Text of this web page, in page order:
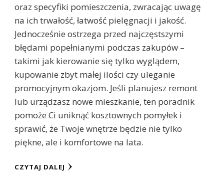
oraz specyfiki pomieszczenia, zwracając uwagę
na ich trwałość, łatwość pielęgnacji i jakość.
Jednocześnie ostrzega przed najczęstszymi
błędami popełnianymi podczas zakupów –
takimi jak kierowanie się tylko wyglądem,
kupowanie zbyt małej ilości czy uleganie
promocyjnym okazjom. Jeśli planujesz remont
lub urządzasz nowe mieszkanie, ten poradnik
pomoże Ci uniknąć kosztownych pomyłek i
sprawić, że Twoje wnętrze będzie nie tylko
piękne, ale i komfortowe na lata.
CZYTAJ DALEJ